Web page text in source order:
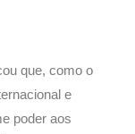
que, como o
e
poder aos